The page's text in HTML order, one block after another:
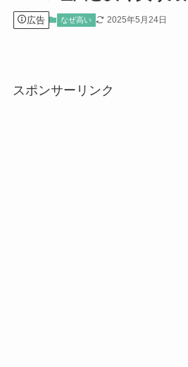
広告 なぜ高い 2025年5月24日
スポンサーリンク